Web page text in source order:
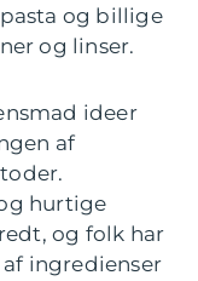
og billige
og linser.
ideer
af
hurtige
og folk har
ingredienser